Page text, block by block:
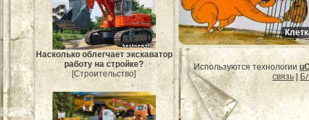
Насколько облегчает экскаватор
работу на стройке?
[Строительство]
Используются технологии
связь